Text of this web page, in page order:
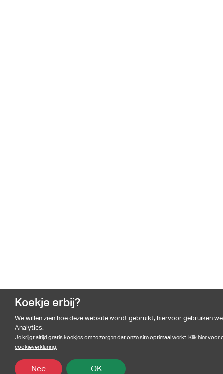
Koekje erbij?
We willen zien hoe deze website wordt gebruikt, hiervoor gebruiken
Analytics.
Je krijgt altijd gratis koekjes om te zorgen dat onze site optimaal werkt.Klik hier voor
cookieverklaring.
Nee OK